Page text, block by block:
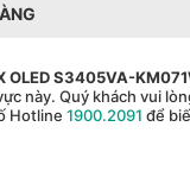
OLED S3405VA-
này. Quý khách vui
Hotline 1900.2091 để